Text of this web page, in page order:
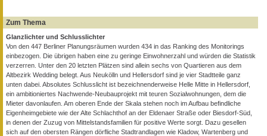
Zum Thema
Glanzlichter und Schlusslichter
Von den 447 Berliner Planungsräumen wurden 434 in das Ranking des Monitorings
einbezogen. Die übrigen haben eine zu geringe Einwohnerzahl und würden die Statistik
verzerren. Unter den 20 letzten Plätzen sind allein sechs von Quartieren aus dem
Altbezirk Wedding belegt. Aus Neukölln und Hellersdorf sind je vier Stadtteile ganz
unten dabei. Absolutes Schlusslicht ist bezeichnenderweise Helle Mitte in Hellersdorf,
ein ambitioniertes Nachwende-Neubauprojekt mit teuren Sozialwohnungen, dem die
Mieter davonlaufen. Am oberen Ende der Skala stehen noch im Aufbau befindliche
Eigenheimgebiete wie der Alte Schlachthof an der Eldenaer Straße oder Biesdorf-Süd,
in denen der Zuzug von Mittelstandsfamilien für positive Werte sorgt. Dazu gesellen
sich auf den obersten Rängen dörfliche Stadtrandlagen wie Kladow, Wartenberg und